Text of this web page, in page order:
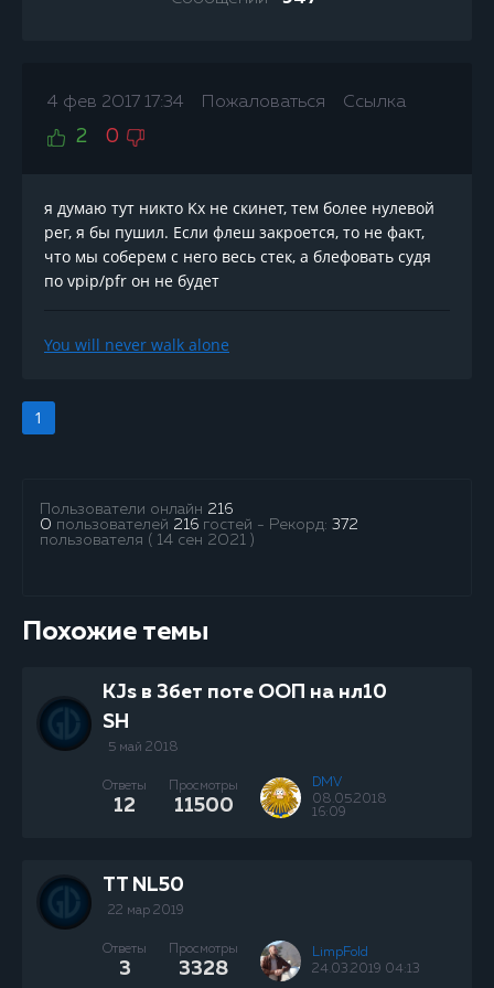
4 фев 2017 17:34 Пожаловаться Ссылка
2 0
я думаю тут никто Kx не скинет, тем более нулевой
рег, я бы пушил. Если флеш закроется, то не факт,
что мы соберем с него весь стек, а блефовать судя
по vpip/pfr он не будет
You will never walk alone
1
Пользователи онлайн 216
0 пользователей 216 гостей - Рекорд: 372
пользователя ( 14 сен 2021 )
Похожие темы
KJs в 3бет поте ООП на нл10
SH
5 май 2018
Ответы
12
Просмотры
11500
DMV
08.05.2018
16:09
TT NL50
22 мар 2019
Ответы
3
Просмотры
3328
LimpFold
24.03.2019 04:13